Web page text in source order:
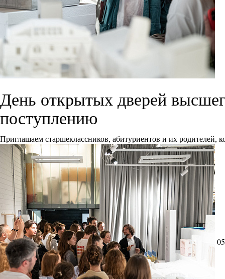
День открытых дверей
поступлению
Приглашаем старшеклассников, абитуриентов и их родителей,